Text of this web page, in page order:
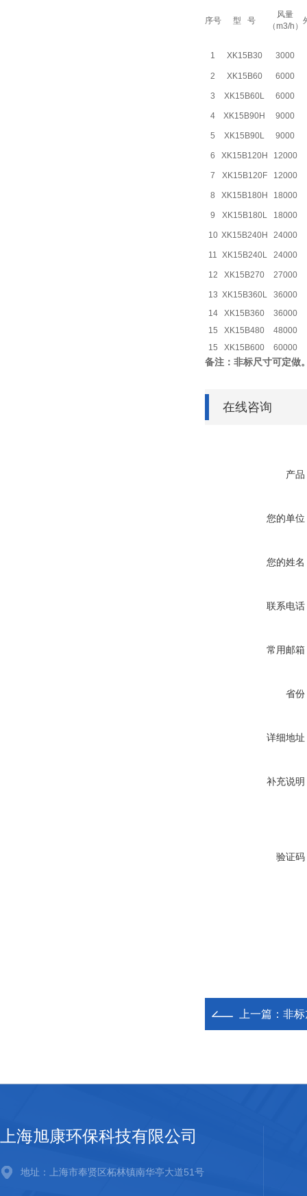
序号 型 号
风量
（m3/h）
1 XK15B30 3000
2 XK15B60 6000
3 XK15B60L 6000
4 XK15B90H 9000
5 XK15B90L 9000
6 XK15B120H 12000
7 XK15B120F 12000
8 XK15B180H 18000
9 XK15B180L 18000
10 XK15B240H 24000
11 XK15B240L 24000
12 XK15B270 27000
13 XK15B360L
36000
14
XK15B360
36000
15
XK15B480
48000
15
XK15B600 60000
备注：非标尺寸可定做
在线咨询
产品
您的单位
您的姓名
联系电话
常用邮箱
省份
详细地址
补充说明
验证码
上一篇： 非
上海旭康环保科技有限公司
地址：上海市奉贤区柘林镇南华亭大道51号